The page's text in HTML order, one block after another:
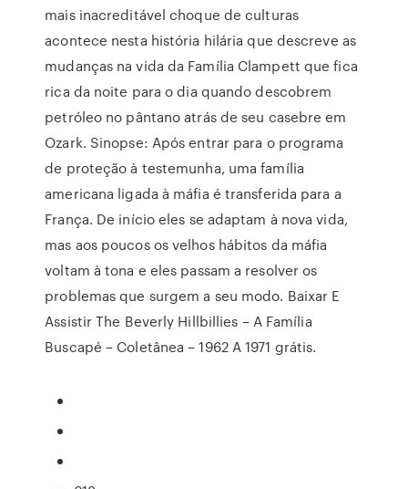
mais inacreditável choque de culturas
acontece nesta história hilária que descreve as
mudanças na vida da Família Clampett que fica
rica da noite para o dia quando descobrem
petróleo no pântano atrás de seu casebre em
Ozark. Sinopse: Após entrar para o programa
de proteção à testemunha, uma família
americana ligada à máfia é transferida para a
França. De início eles se adaptam à nova vida,
mas aos poucos os velhos hábitos da máfia
voltam à tona e eles passam a resolver os
problemas que surgem a seu modo. Baixar E
Assistir The Beverly Hillbillies – A Família
Buscapé – Coletânea – 1962 A 1971 grátis.